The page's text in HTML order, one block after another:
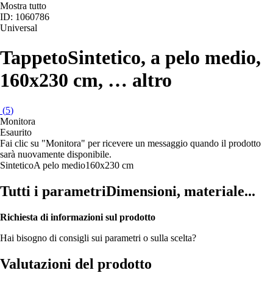
Mostra tutto
ID: 1060786
Universal
TappetoSintetico, a pelo medio,
160x230 cm, … altro
(5)
Monitora
Esaurito
Fai clic su "Monitora" per ricevere un messaggio quando il prodotto
sarà nuovamente disponibile.
SinteticoA pelo medio160x230 cm
Tutti i parametriDimensioni, materiale...
Richiesta di informazioni sul prodotto
Hai bisogno di consigli sui parametri o sulla scelta?
Valutazioni del prodotto